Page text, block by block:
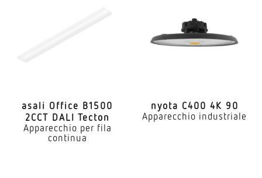
asali Office B1500
2CCT DALI Tecton
Apparecchio per fila
continua
nyota C400 4K 90
Apparecchio industriale